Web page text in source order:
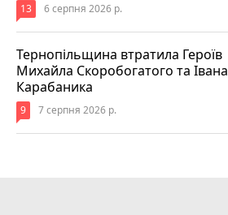
13 6 серпня 2026 р.
Тернопільщина втратила Героїв
Михайла Скоробогатого та Івана
Карабаника
9 7 серпня 2026 р.